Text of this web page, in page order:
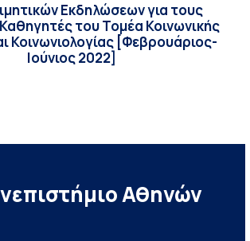
Εκδηλώσεων για τους
του Τομέα Κοινωνικής
Κοινωνιολογίας [Φεβρουάριος-
Ιούνιος 2022]
Αθηνών